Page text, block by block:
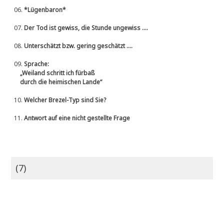
06.*Lügenbaron*
07.Der Tod ist gewiss, die Stunde ungewiss ....
08.Unterschätzt bzw. gering geschätzt ....
09.Sprache:
„Weiland schritt ich fürbaß
durch die heimischen Lande“
10.Welcher Brezel-Typ sind Sie?
11.Antwort auf eine nicht gestellte Frage
(7)